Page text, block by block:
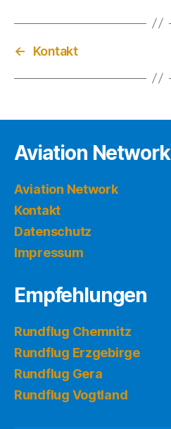
← Kontakt
Aviation Network
Aviation Network
Kontakt
Datenschutz
Impressum
Empfehlungen
Rundflug Chemnitz
Rundflug Erzgebirge
Rundflug Gera
Rundflug Vogtland